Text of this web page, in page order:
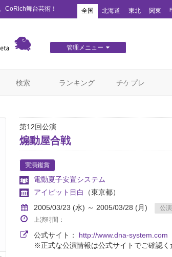
CoRich舞台芸術！ 全国 北海道 東北 関東
管理メニュー
検索 ランキング チケプレ
第12回公演
煽動屋合戦
実演鑑賞
電動夏子安置システム
アイピット目白
（東京都）
2005/03/23 (水) ～ 2005/03/28 (月)
公
上演時間：
公式サイト： http://www.dna-system.com
※正式な公演情報は公式サイトでご確認く